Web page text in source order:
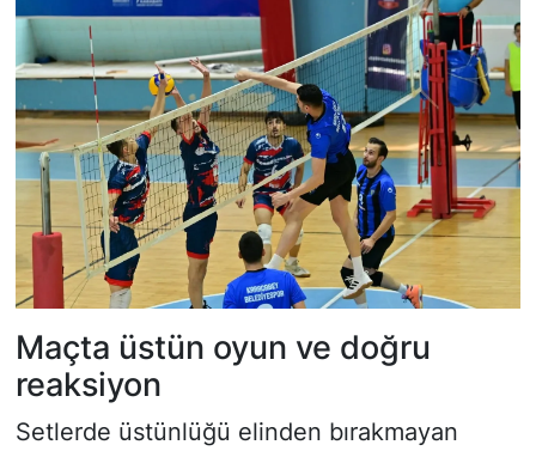
Maçta üstün oyun ve doğru
reaksiyon
Setlerde üstünlüğü elinden bırakmayan